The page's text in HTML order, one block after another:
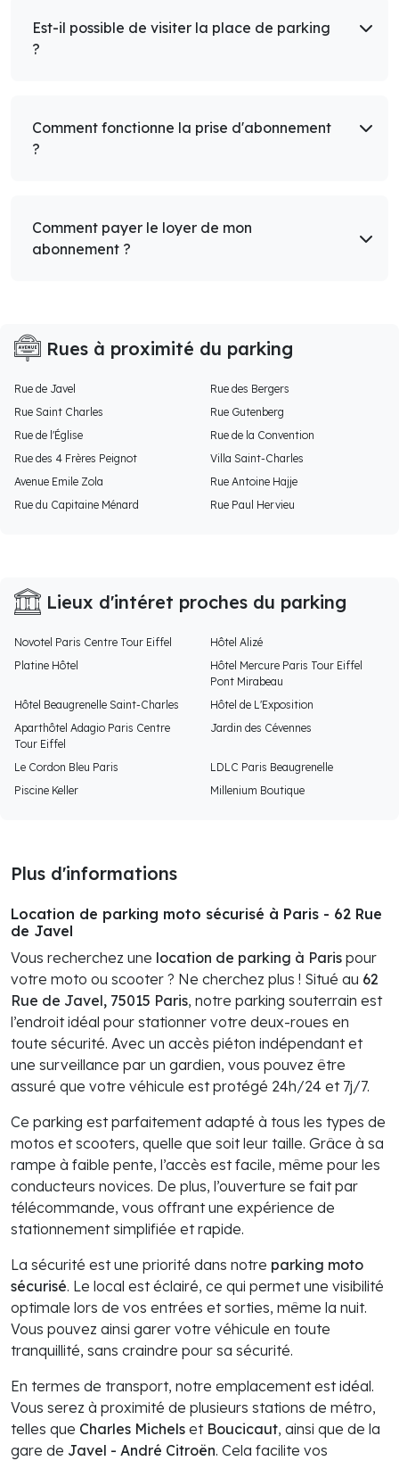
Est-il possible de visiter la place de parking
?
Comment fonctionne la prise d'abonnement
?
Comment payer le loyer de mon
abonnement ?
Rues à proximité du parking
Rue de Javel
Rue des Bergers
Rue Saint Charles
Rue Gutenberg
Rue de l'Église
Rue de la Convention
Rue des 4 Frères Peignot
Villa Saint-Charles
Avenue Emile Zola
Rue Antoine Hajje
Rue du Capitaine Ménard
Rue Paul Hervieu
Lieux d'intéret proches du parking
Novotel Paris Centre Tour Eiffel
Hôtel Alizé
Platine Hôtel
Hôtel Mercure Paris Tour Eiffel
Pont Mirabeau
Hôtel Beaugrenelle Saint-Charles
Hôtel de L'Exposition
Aparthôtel Adagio Paris Centre
Tour Eiffel
Jardin des Cévennes
Le Cordon Bleu Paris
LDLC Paris Beaugrenelle
Piscine Keller
Millenium Boutique
Plus d'informations
Location de parking moto sécurisé à Paris - 62 Rue
de Javel
Vous recherchez une location de parking à Paris pour
votre moto ou scooter ? Ne cherchez plus ! Situé au 62
Rue de Javel, 75015 Paris, notre parking souterrain est
l’endroit idéal pour stationner votre deux-roues en
toute sécurité. Avec un accès piéton indépendant et
une surveillance par un gardien, vous pouvez être
assuré que votre véhicule est protégé 24h/24 et 7j/7.
Ce parking est parfaitement adapté à tous les types de
motos et scooters, quelle que soit leur taille. Grâce à sa
rampe à faible pente, l’accès est facile, même pour les
conducteurs novices. De plus, l’ouverture se fait par
télécommande, vous offrant une expérience de
stationnement simplifiée et rapide.
La sécurité est une priorité dans notre parking moto
sécurisé. Le local est éclairé, ce qui permet une visibilité
optimale lors de vos entrées et sorties, même la nuit.
Vous pouvez ainsi garer votre véhicule en toute
tranquillité, sans craindre pour sa sécurité.
En termes de transport, notre emplacement est idéal.
Vous serez à proximité de plusieurs stations de métro,
telles que Charles Michels et Boucicaut, ainsi que de la
gare de Javel - André Citroën. Cela facilite vos